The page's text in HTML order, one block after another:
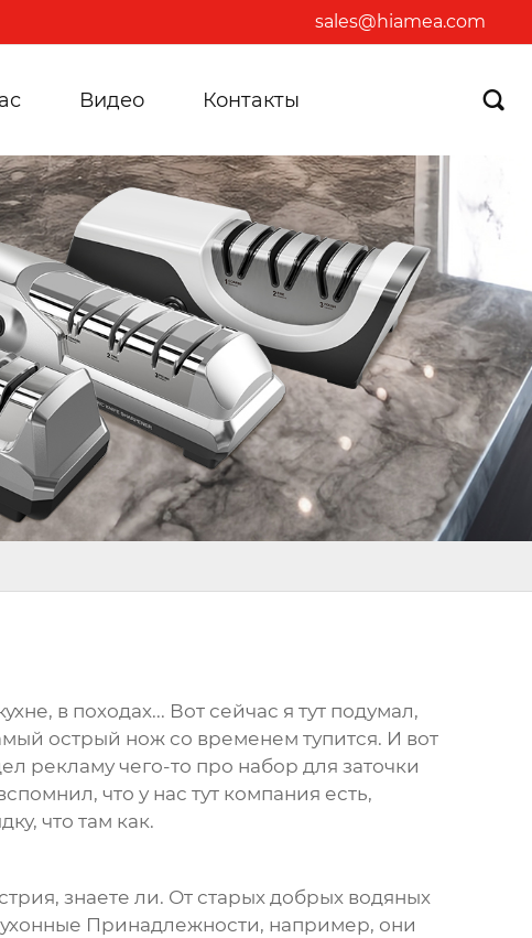
sales@hiamea.com
Видео Контакты 
в походах... Вот сейчас я тут подумал,
острый нож со временем тупится. И вот
рекламу чего-то про набор для заточки
что у нас тут компания есть,
что там как.
знаете ли. От старых добрых водяных
Принадлежности, например, они